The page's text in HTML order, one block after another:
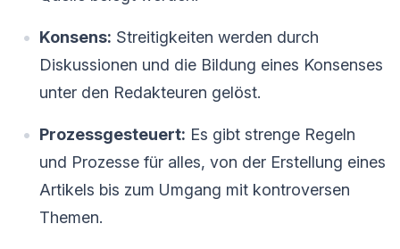
Konsens: Streitigkeiten werden durch
Diskussionen und die Bildung eines Konsenses
unter den Redakteuren gelöst.
Prozessgesteuert: Es gibt strenge Regeln
und Prozesse für alles, von der Erstellung eines
Artikels bis zum Umgang mit kontroversen
Themen.